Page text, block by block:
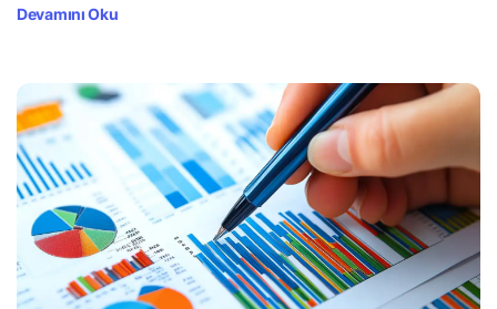
Devamını Oku